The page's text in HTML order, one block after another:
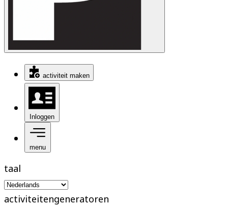
activiteit maken
Inloggen
menu
taal
activiteitengeneratoren